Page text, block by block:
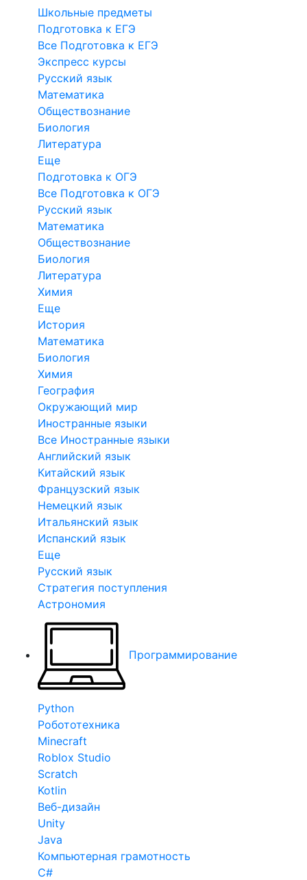
Школьные предметы
Подготовка к ЕГЭ
Все Подготовка к ЕГЭ
Экспресс курсы
Русский язык
Математика
Обществознание
Биология
Литература
Еще
Подготовка к ОГЭ
Все Подготовка к ОГЭ
Русский язык
Математика
Обществознание
Биология
Литература
Химия
Еще
История
Математика
Биология
Химия
География
Окружающий мир
Иностранные языки
Все Иностранные языки
Английский язык
Китайский язык
Французский язык
Немецкий язык
Итальянский язык
Испанский язык
Еще
Русский язык
Стратегия поступления
Астрономия
Программирование
Python
Робототехника
Minecraft
Roblox Studio
Scratch
Kotlin
Веб-дизайн
Unity
Java
Компьютерная грамотность
C#